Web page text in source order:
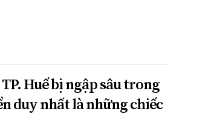
Huế bị ngập sâu trong
duy nhất là những chiếc